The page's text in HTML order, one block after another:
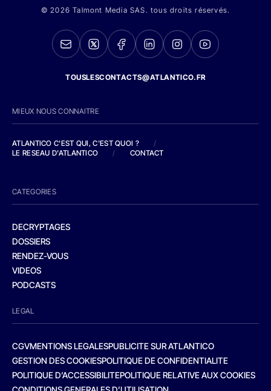
© 2026 Talmont Media SAS. tous droits réservés.
TOUSLESCONTACTS@ATLANTICO.FR
MIEUX NOUS CONNAITRE
ATLANTICO C'EST QUI, C'EST QUOI ?
/
LE RESEAU D'ATLANTICO
/ CONTACT
CATEGORIES
DECRYPTAGES
DOSSIERS
RENDEZ-VOUS
VIDEOS
PODCASTS
LEGAL
CGVMENTIONS LEGALESPUBLICITE SUR ATLANTICO
GESTION DES COOKIESPOLITIQUE DE CONFIDENTIALITE
POLITIQUE D’ACCESSIBILITEPOLITIQUE RELATIVE AUX COOKIES